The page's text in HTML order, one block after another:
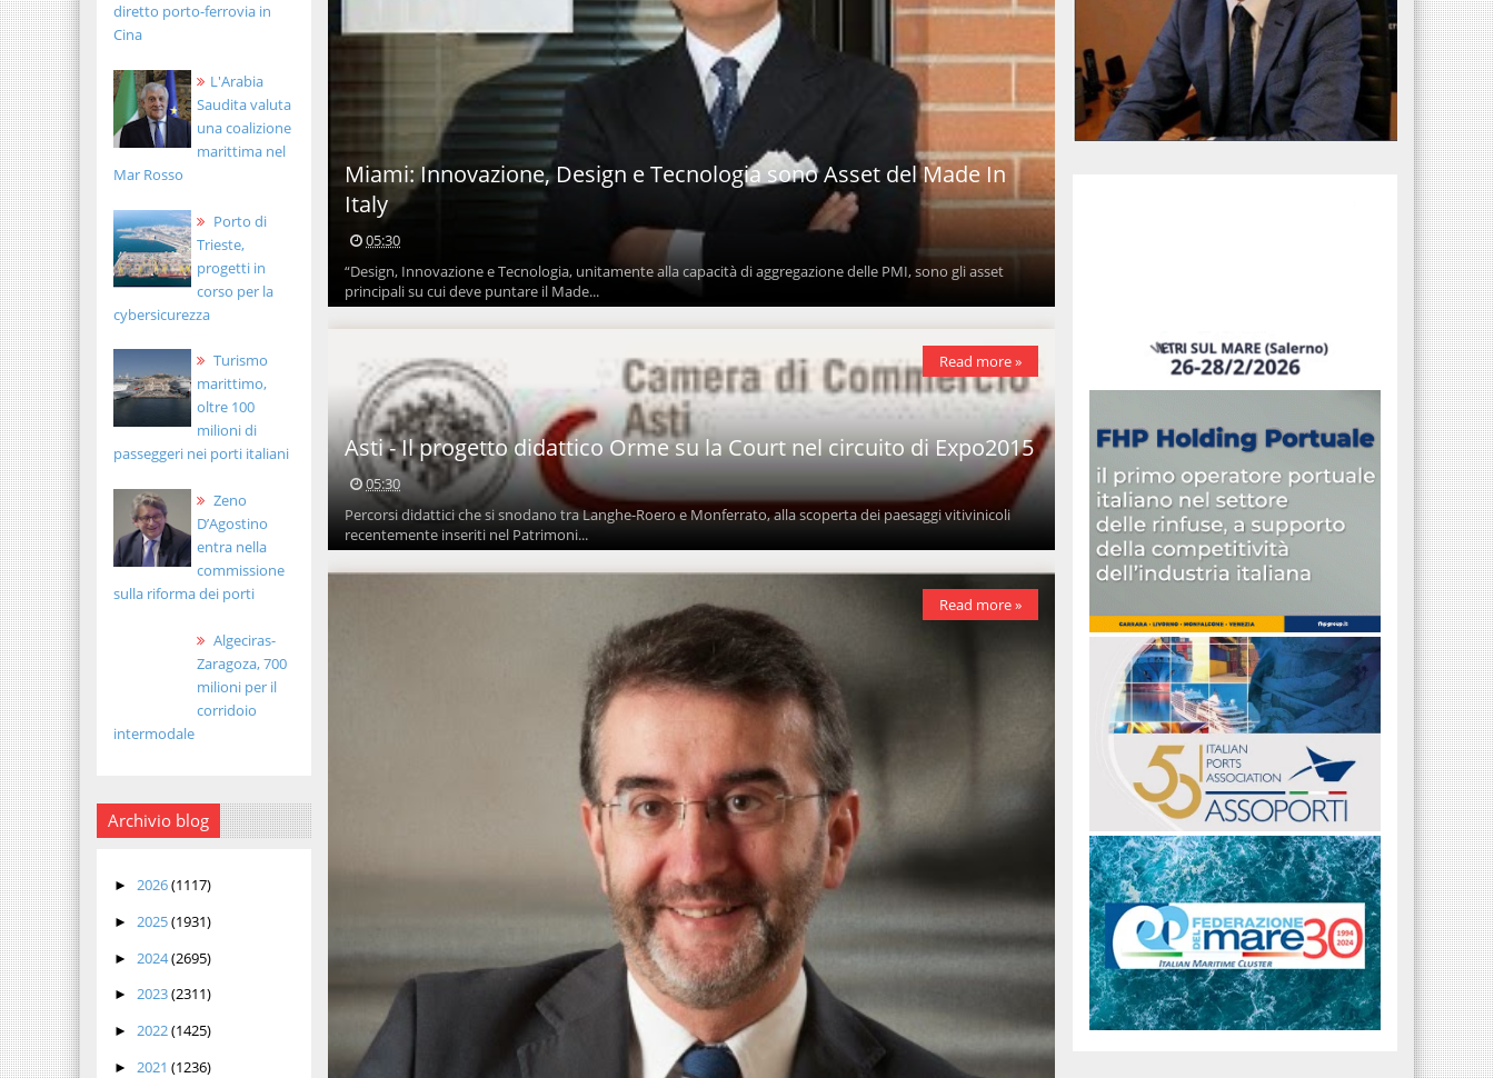
diretto porto-ferrovia in
Cina
L'Arabia
Saudita valuta
una coalizione
marittima nel
Mar Rosso
Porto di
Trieste,
progetti in
corso per la
cybersicurezza
Turismo
marittimo,
oltre 100
milioni di
passeggeri nei porti italiani
Zeno
D’Agostino
entra nella
commissione
sulla riforma dei porti
Algeciras-
Zaragoza, 700
milioni per il
corridoio
intermodale
Archivio blog
► 2026(1117)
► 2025(1931)
► 2024(2695)
► 2023(2311)
► 2022(1425)
► 2021 (1236)
Miami: Innovazione, Design e Tecnologia sono Asset del Made In
Italy
05:30
“Design, Innovazione e Tecnologia, unitamente alla capacità di aggregazione delle PMI, sono gli asset
principali su cui deve puntare il Made...
Asti - Il progetto didattico Orme su la Court nel circuito di Expo2015
05:30
Percorsi didattici che si snodano tra Langhe-Roero e Monferrato, alla scoperta dei paesaggi vitivinicoli
recentemente inseriti nel Patrimoni...
Read more »
Read more »